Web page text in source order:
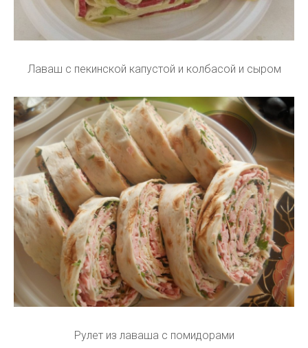
Лаваш с пекинской капустой и колбасой и сыром
Рулет из лаваша с помидорами